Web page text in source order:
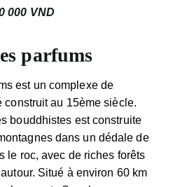
000 VND
parfums
est un complexe de
construit au 15ème siècle.
bouddhistes est construite
dans un dédale de
le roc, avec de riches forêts
Situé à environ 60 km